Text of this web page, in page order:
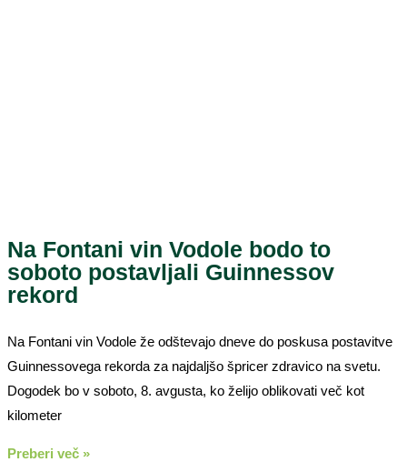
Na Fontani vin Vodole bodo to
soboto postavljali Guinnessov
rekord
Na Fontani vin Vodole že odštevajo dneve do poskusa postavitve
Guinnessovega rekorda za najdaljšo špricer zdravico na svetu.
Dogodek bo v soboto, 8. avgusta, ko želijo oblikovati več kot
kilometer
Preberi več »